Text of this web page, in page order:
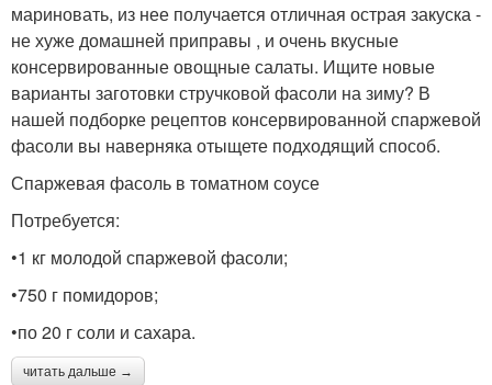
мариновать, из нее получается отличная острая закуска -
не хуже домашней приправы , и очень вкусные
консервированные овощные салаты. Ищите новые
варианты заготовки стручковой фасоли на зиму? В
нашей подборке рецептов консервированной спаржевой
фасоли вы наверняка отыщете подходящий способ.
Спаржевая фасоль в томатном соусе
Потребуется:
•1 кг молодой спаржевой фасоли;
•750 г помидоров;
•по 20 г соли и сахара.
читать дальше →